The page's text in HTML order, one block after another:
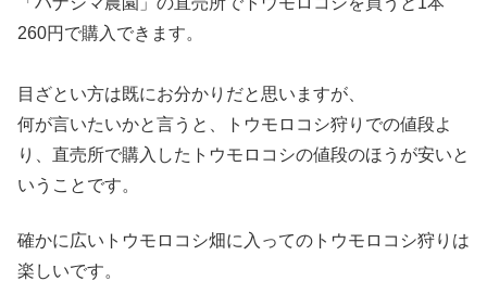
260円で購入できます。
目ざとい方は既にお分かりだと思いますが、
何が言いたいかと言うと、トウモロコシ狩りでの値段よ
り、直売所で購入したトウモロコシの値段のほうが安いと
いうことです。
確かに広いトウモロコシ畑に入ってのトウモロコシ狩りは
楽しいです。